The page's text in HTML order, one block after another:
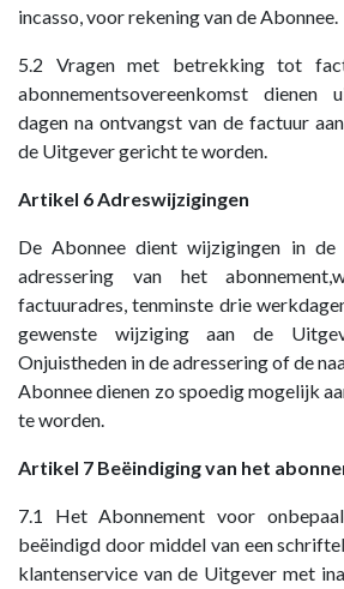
incasso, voor rekening van de Abonnee.
5.2 Vragen met betrekking tot
abonnementsovereenkomst
dagen na ontvangst van de factuur
de Uitgever gericht te worden.
Artikel 6 Adreswijzigingen
De Abonnee dient wijzigingen in de
adressering van het
factuuradres, tenminste drie
gewenste wijziging aan de
Onjuistheden in de adressering of de
Abonnee dienen zo spoedig mogelijk
te worden.
Artikel 7 Beëindiging van het
7.1 Het Abonnement voor
beëindigd door middel van een
klantenservice van de Uitgever met